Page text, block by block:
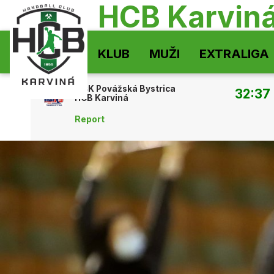
HCB
KLUB MUŽI EXTRALIGA
MŠK Povážská Bystrica
HCB Karviná
32:37
Report